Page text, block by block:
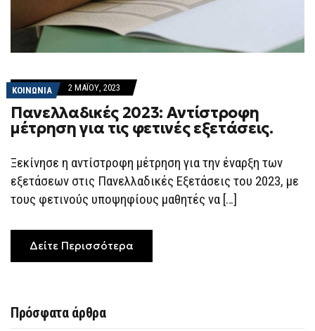
ΚΟΙΝΩΝΙΑ 2 ΜΑΪ́ΟΥ, 2023
Πανελλαδικές 2023: Αντίστροφη
μέτρηση για τις φετινές εξετάσεις.
Ξεκίνησε η αντίστροφη μέτρηση για την έναρξη των
εξετάσεων στις Πανελλαδικές Εξετάσεις του 2023, με
τους φετινούς υποψηφίους μαθητές να […]
Δείτε Περισσότερα
Πρόσφατα άρθρα